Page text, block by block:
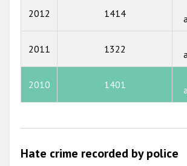
2012
2009
2012 1414
2011 1322
2010 1401
Hate crime recorded by police